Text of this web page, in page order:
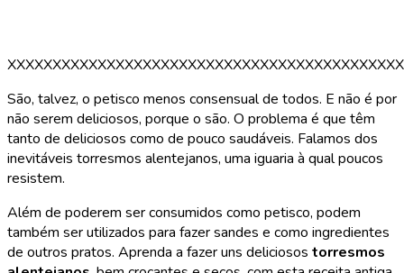
São, talvez, o petisco menos consensual de todos. E não é por
não serem deliciosos, porque o são. O problema é que têm
tanto de deliciosos como de pouco saudáveis. Falamos dos
inevitáveis torresmos alentejanos, uma iguaria à qual poucos
resistem.
Além de poderem ser consumidos como petisco, podem
também ser utilizados para fazer sandes e como ingredientes
de outros pratos. Aprenda a fazer uns deliciosos torresmos